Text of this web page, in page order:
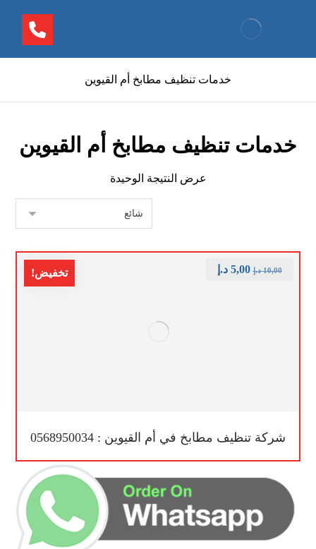
خدمات تنظيف مطابخ أم القيوين
خدمات تنظيف مطابخ أم القيوين
عرض النتيجة الوحيدة
تخفيض!
شركة تنظيف مطابخ في أم القيوين : 0568950034
10,00 د.إ 5,00 د.إ